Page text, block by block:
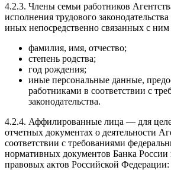
4.2.3. Члены семьи работников
исполнения трудового
иных непосредственно связанных с
фамилия, имя, отчество;
степень родства;
год рождения;
иные персональные данные,
работниками в соответствии с
законодательства.
4.2.4. Аффилированные лица — для
отчетных документах о деятельности
соответствии с требованиями
нормативных документов Банка
правовых актов Российской Федерации: